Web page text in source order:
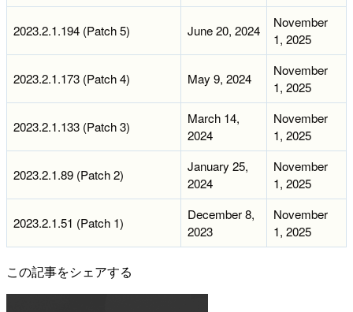
2023.2.1.194 (Patch 5) June 20, 2024
November
1, 2025
2023.2.1.173 (Patch 4) May 9, 2024
November
1, 2025
2023.2.1.133 (Patch 3)
March 14,
2024
November
1, 2025
2023.2.1.89 (Patch 2)
January 25,
2024
November
1, 2025
2023.2.1.51 (Patch 1)
December 8,
2023
November
1, 2025
この記事をシェアする